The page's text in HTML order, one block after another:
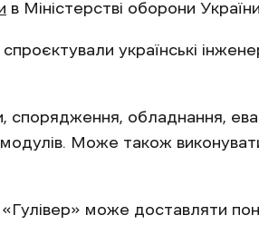
в Міністерстві оборони
українські
спорядження, обладнання,
Може також
може доставляти